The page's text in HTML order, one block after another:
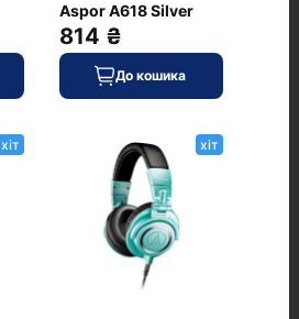
7 099 ₴
До кошика
Beats by Dr. Dre Solo 4
Cloud Pink (MUW33)
0
Aspor A618 Silver
814 ₴
До кошика
хіт хіт